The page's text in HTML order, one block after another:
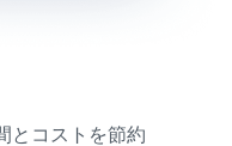
とコストを節約